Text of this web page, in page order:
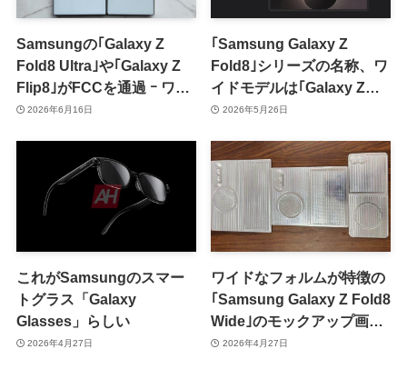
Samsungの｢Galaxy Z
Fold8 Ultra｣や｢Galaxy Z
Flip8｣がFCCを通過 ｰ ワイ
ドモデルの｢Galaxy Z
2026年6月16日
｢Samsung Galaxy Z
Fold8｣シリーズの名称、ワ
イドモデルは｢Galaxy Z
Fold8｣で｢Galaxy Z Fold7｣
Fold8 Ultra｣に?!
2026年5月26日
これがSamsungのスマー
トグラス「Galaxy
Glasses」らしい
2026年4月27日
ワイドなフォルムが特徴の
｢Samsung Galaxy Z Fold8
Wide｣のモックアップ画像
が登場
2026年4月27日